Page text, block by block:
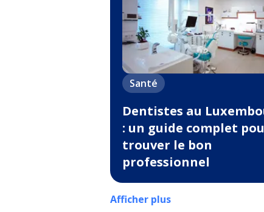
Santé
Dentistes au
: un guide complet
trouver le bon
professionnel
Afficher plus